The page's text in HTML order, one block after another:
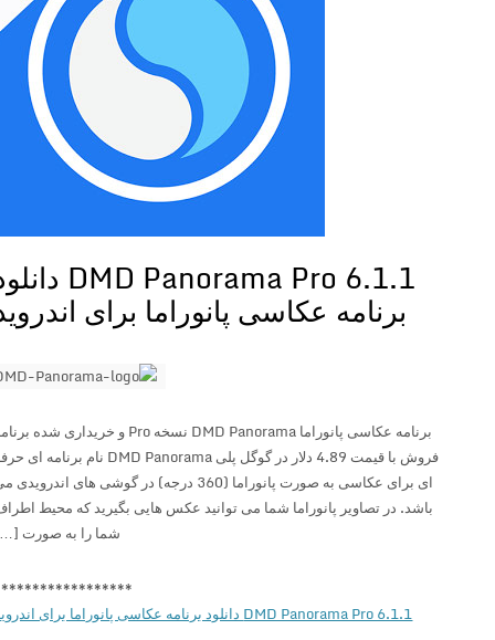
DMD Panorama Pro 6.1.1 دانلود
برنامه عکاسی پانوراما برای اندروید
برنامه عکاسی پانوراما DMD Panorama نسخه Pro و خریداری شده برنامه
فروش با قیمت 4.89 دلار در گوگل پلی DMD Panorama نام برنامه ای حرفه
ای برای عکاسی به صورت پانوراما (360 درجه) در گوشی های اندرویدی می
باشد. در تصاویر پانوراما شما می توانید عکس هایی بگیرید که محیط اطراف
شما را به صورت […]
******************
DMD Panorama Pro 6.1.1 دانلود برنامه عکاسی پانوراما برای اندروید